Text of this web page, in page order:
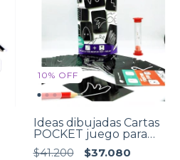
10% OFF
Ideas dibujadas Cartas
POCKET juego para
dibujar
$41.200 $37.080